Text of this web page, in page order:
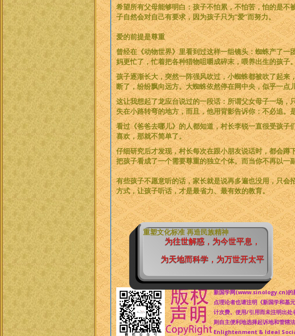
希望所有父母能够明白：孩子不怕累，不怕苦，怕的是
子自然会对自己有要求，因为孩子只为“爱”而努力。
爱的前提是尊重
曾经在《动物世界》里看到过这样一组镜头：蜘蛛产了
妈更忙了，忙着把各种猎物咀嚼成碎末，喂养出生的孩子
孩子逐渐长大，突然一阵强风吹过，小蜘蛛都被吹了起
断了，纷纷飘向远方。大蜘蛛依然停在网中央，似乎一点
这让我想起了龙应台说过的一段话：所谓父女母子一场
失在小路转弯的地方，而且，他用背影告诉你：不必追
看过《爸爸去哪儿》的人都知道，村长李锐一直很受孩
喜欢，那就不简单了。
仔细研究后才发现，村长每次在跟小朋友说话时，都会
把孩子看成了一个需要尊重的独立个体。而当你不再以
有些孩子不愿意听的话，家长就是说再多遍也没用，只
方式，让孩子听话，才是最省力、最有效的教育。
重塑文化标准 再造民族精神
为往世解惑，为今世平息，
为天地而科学，为万世开太平
新国学网(www.sinology.cn)的
点理论者也请注明《新国学和基
计次费。使用/引用而未注明出
则自主便利地选择起诉地和
Enlightenment & Ideal